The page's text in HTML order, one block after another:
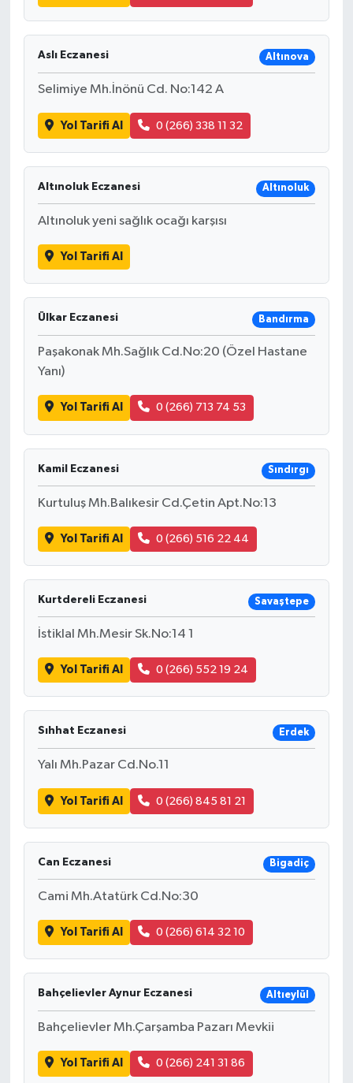
Aslı Eczanesi Altınova
Selimiye Mh.İnönü Cd. No:142 A
Yol Tarifi Al 0 (266) 338 11 32
Altınoluk Eczanesi Altınoluk
Altınoluk yeni sağlık ocağı karşısı
Yol Tarifi Al
Ülkar Eczanesi Bandırma
Paşakonak Mh.Sağlık Cd.No:20 (Özel Hastane
Yanı)
Yol Tarifi Al 0 (266) 713 74 53
Kamil Eczanesi Sındırgı
Kurtuluş Mh.Balıkesir Cd.Çetin Apt.No:13
Yol Tarifi Al 0 (266) 516 22 44
Kurtdereli Eczanesi Savaştepe
İstiklal Mh.Mesir Sk.No:14 1
Yol Tarifi Al 0 (266) 552 19 24
Sıhhat Eczanesi Erdek
Yalı Mh.Pazar Cd.No.11
Yol Tarifi Al 0 (266) 845 81 21
Can Eczanesi Bigadiç
Cami Mh.Atatürk Cd.No:30
Yol Tarifi Al 0 (266) 614 32 10
Bahçelievler Aynur Eczanesi Altıeylül
Bahçelievler Mh.Çarşamba Pazarı Mevkii
Yol Tarifi Al 0 (266) 241 31 86